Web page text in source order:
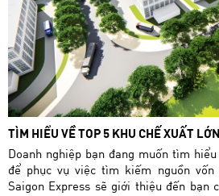
TÌM HIỂU VỀ TOP 5 KHU CHẾ XUẤT
Doanh nghiệp bạn đang muốn tìm
để phục vụ việc tìm kiếm nguồn vốn
Saigon Express sẽ giới thiệu đến bạn